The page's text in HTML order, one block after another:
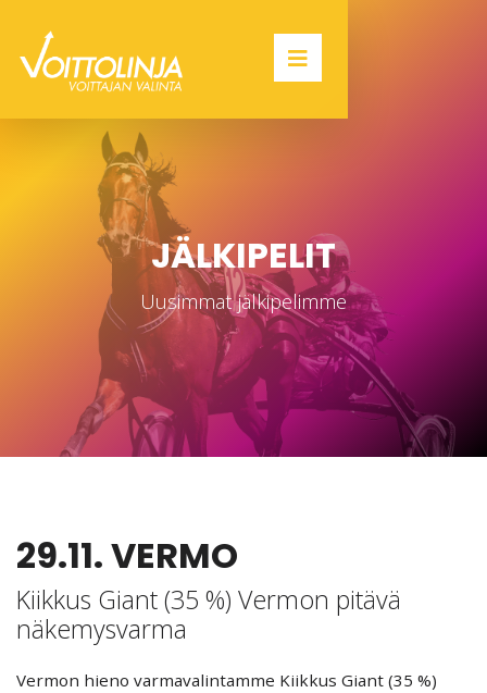
JÄLKIPELIT
Uusimmat jälkipelimme
29.11. VERMO
Kiikkus Giant (35 %) Vermon pitävä
näkemysvarma
Vermon hieno varmavalintamme Kiikkus Giant (35 %)